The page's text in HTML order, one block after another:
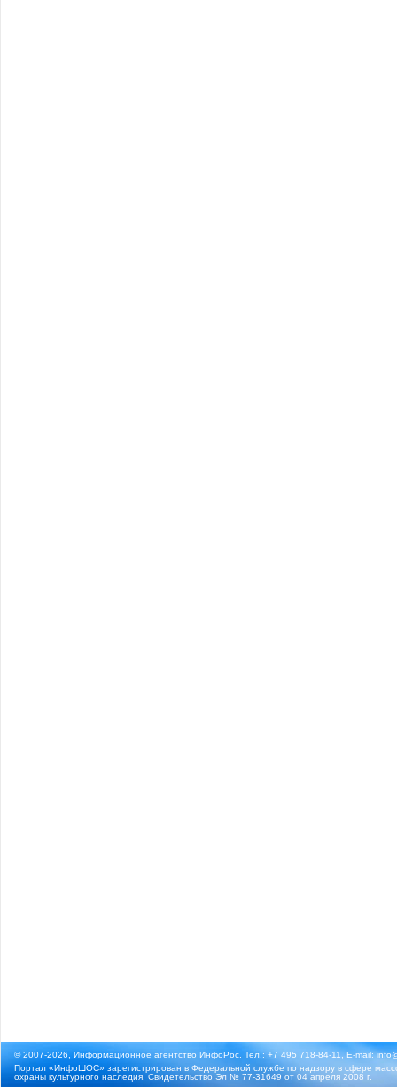
© 2007-2026, Информационное агентство ИнфоРос. Тел.: +7 495 718-84-11, E-mail:
Портал «ИнфоШОС» зарегистрирован в Федеральной службе по надзору в сфере
охраны культурного наследия. Свидетельство Эл № 77-31649 от 04 апреля 2008 г.